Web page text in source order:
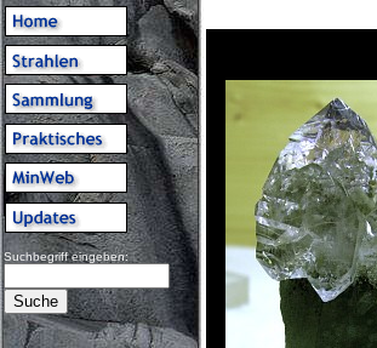
Suchbegriff eingeben: